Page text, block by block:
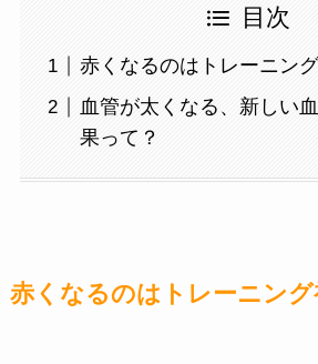
目次
赤くなるのはトレーニン
血管が太くなる、新しい
果って？
赤くなるのはトレーニング